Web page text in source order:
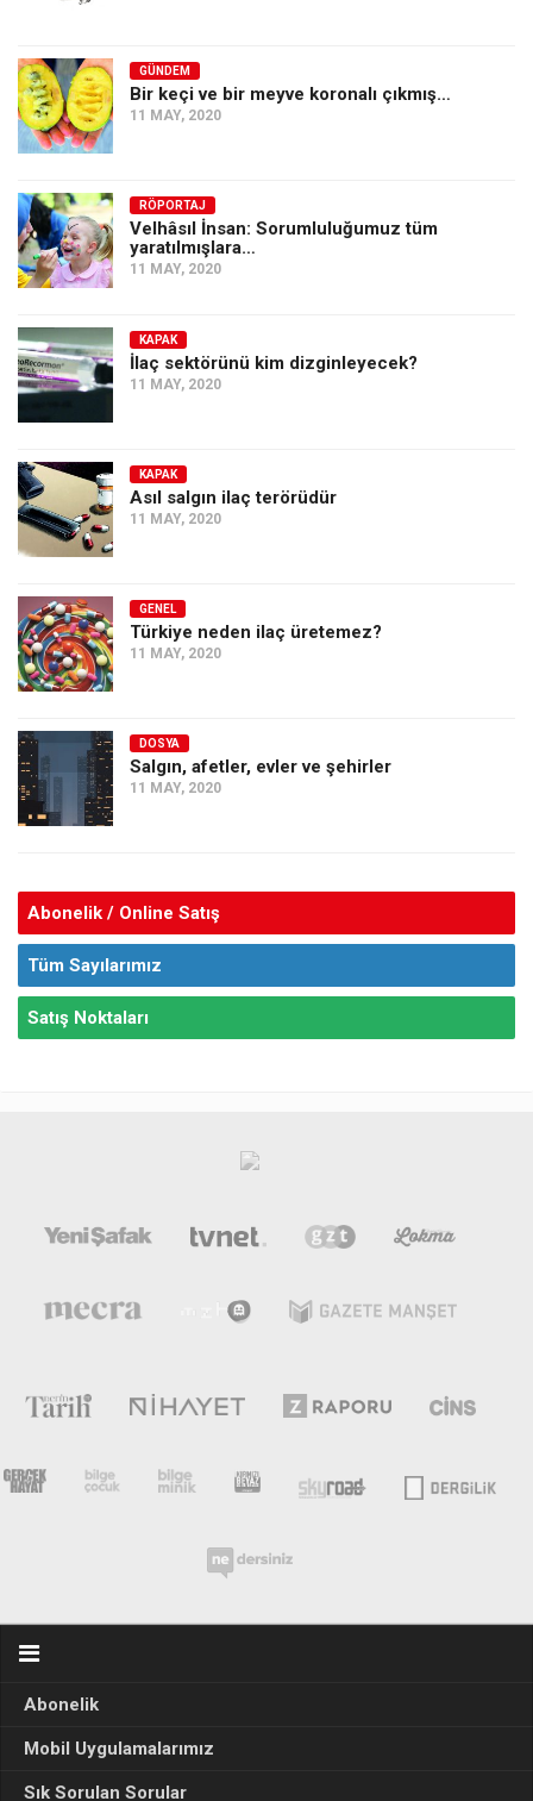
Dünya
Asya
Amerika
Avustralya
Tarih
Düşünce
Dosyalar
GÜNDEM
Bir keçi ve bir meyve koronalı çıkmış…
11 MAY, 2020
RÖPORTAJ
Velhâsıl İnsan: Sorumluluğumuz tüm
yaratılmışlara…
11 MAY, 2020
KAPAK
İlaç sektörünü kim dizginleyecek?
11 MAY, 2020
KAPAK
Asıl salgın ilaç terörüdür
11 MAY, 2020
GENEL
Türkiye neden ilaç üretemez?
11 MAY, 2020
DOSYA
Salgın, afetler, evler ve şehirler
11 MAY, 2020
Abonelik / Online Satış
Tüm Sayılarımız
Satış Noktaları
Abonelik
Mobil Uygulamalarımız
Sık Sorulan Sorular